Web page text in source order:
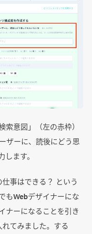
意図」（左の赤枠）
ザーに、読後にどう思
ます。
事はできる？ という
もWebデザイナーにな
ナーになることを引き
てみました。する